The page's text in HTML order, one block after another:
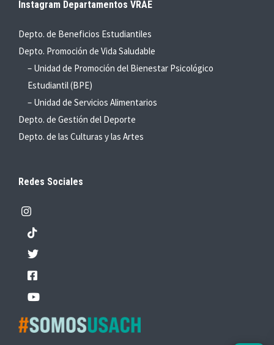
Instagram Departamentos VRAE
Depto. de Beneficios Estudiantiles
Depto. Promoción de Vida Saludable
– Unidad de Promoción del Bienestar Psicológico
Estudiantil (BPE)
– Unidad de Servicios Alimentarios
Depto. de Gestión del Deporte
Depto. de las Culturas y las Artes
Redes Sociales